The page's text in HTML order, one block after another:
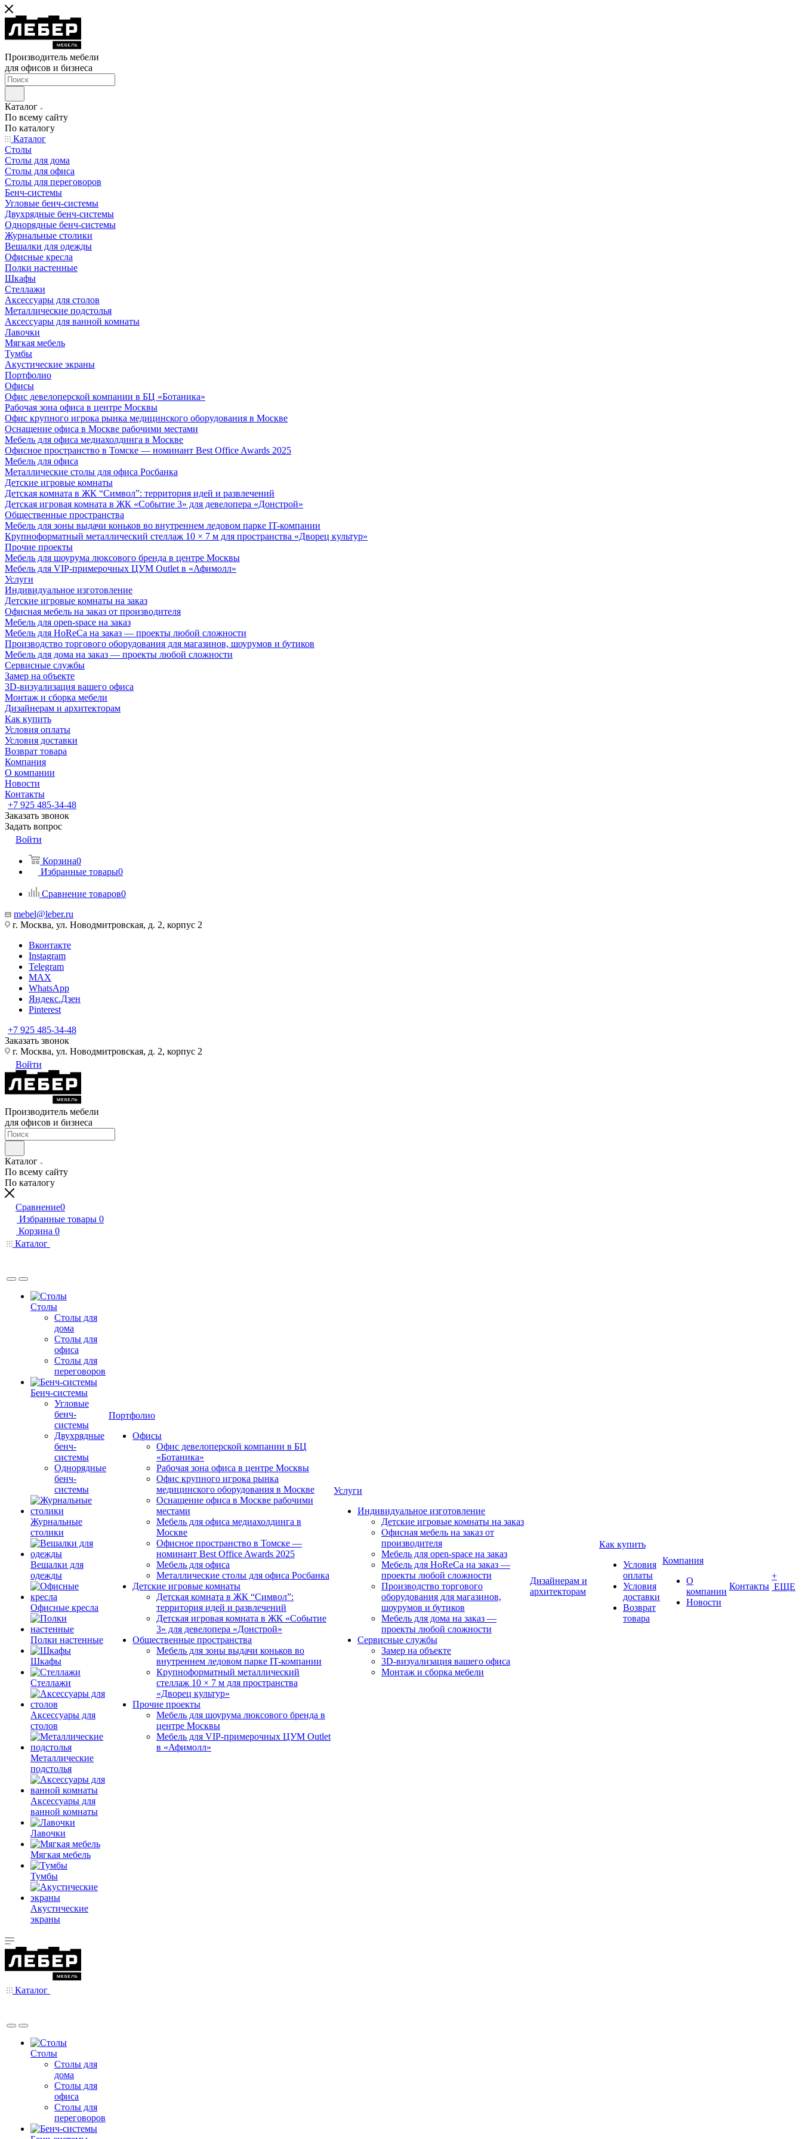
Производитель мебели
для офисов и бизнеса
Каталог
По всему сайту
По каталогу
Каталог
Столы
Столы для дома
Столы для офиса
Столы для переговоров
Бенч-системы
Угловые бенч-системы
Двухрядные бенч-системы
Однорядные бенч-системы
Журнальные столики
Вешалки для одежды
Офисные кресла
Полки настенные
Шкафы
Стеллажи
Аксессуары для столов
Металлические подстолья
Аксессуары для ванной комнаты
Лавочки
Мягкая мебель
Тумбы
Акустические экраны
Портфолио
Офисы
Офис девелоперской компании в БЦ «Ботаника»
Рабочая зона офиса в центре Москвы
Офис крупного игрока рынка медицинского оборудования в Москве
Оснащение офиса в Москве рабочими местами
Мебель для офиса медиахолдинга в Москве
Офисное пространство в Томске — номинант Best Office Awards 2025
Мебель для офиса
Металлические столы для офиса Росбанка
Детские игровые комнаты
Детская комната в ЖК “Символ”: территория идей и развлечений
Детская игровая комната в ЖК «Событие 3» для девелопера «Донстрой»
Общественные пространства
Мебель для зоны выдачи коньков во внутреннем ледовом парке IT-компании
Крупноформатный металлический стеллаж 10 × 7 м для пространства «Дворец культур»
Прочие проекты
Мебель для шоурума люксового бренда в центре Москвы
Мебель для VIP-примерочных ЦУМ Outlet в «Афимолл»
Услуги
Индивидуальное изготовление
Детские игровые комнаты на заказ
Офисная мебель на заказ от производителя
Мебель для open-space на заказ
Мебель для HoReCa на заказ — проекты любой сложности
Производство торгового оборудования для магазинов, шоурумов и бутиков
Мебель для дома на заказ — проекты любой сложности
Сервисные службы
Замер на объекте
3D-визуализация вашего офиса
Монтаж и сборка мебели
Дизайнерам и архитекторам
Как купить
Условия оплаты
Условия доставки
Возврат товара
Компания
О компании
Новости
Контакты
+7 925 485-34-48
Заказать звонок
Задать вопрос
Войти
Корзина0
Избранные товары0
Сравнение товаров0
mebel@leber.ru
г. Москва, ул. Новодмитровская, д. 2, корпус 2
Вконтакте
Instagram
Telegram
MAX
WhatsApp
Яндекс.Дзен
Pinterest
+7 925 485-34-48
Заказать звонок
г. Москва, ул. Новодмитровская, д. 2, корпус 2
Войти
Производитель мебели
для офисов и бизнеса
Каталог
По всему сайту
По каталогу
Сравнение0
Избранные товары 0
Корзина 0
Каталог
Столы
Столы для
дома
Столы для
офиса
Столы для
переговоров
Бенч-системы
Угловые
бенч-
системы
Двухрядные
бенч-
системы
Однорядные
бенч-
системы
Журнальные
столики
Вешалки для
одежды
Офисные кресла
Полки настенные
Шкафы
Стеллажи
Аксессуары для
столов
Металлические
подстолья
Аксессуары для
ванной комнаты
Лавочки
Мягкая мебель
Тумбы
Акустические
экраны
Портфолио
Офисы
Офис девелоперской компании в БЦ
«Ботаника»
Рабочая зона офиса в центре Москвы
Офис крупного игрока рынка
медицинского оборудования в Москве
Оснащение офиса в Москве рабочими
местами
Мебель для офиса медиахолдинга в
Москве
Офисное пространство в Томске —
номинант Best Office Awards 2025
Мебель для офиса
Металлические столы для офиса Росбанка
Детские игровые комнаты
Детская комната в ЖК “Символ”:
территория идей и развлечений
Детская игровая комната в ЖК «Событие
3» для девелопера «Донстрой»
Общественные пространства
Мебель для зоны выдачи коньков во
внутреннем ледовом парке IT-компании
Крупноформатный металлический
стеллаж 10 × 7 м для пространства
«Дворец культур»
Прочие проекты
Мебель для шоурума люксового бренда в
центре Москвы
Мебель для VIP-примерочных ЦУМ Outlet
в «Афимолл»
Услуги
Индивидуальное изготовление
Детские игровые комнаты на заказ
Офисная мебель на заказ от
производителя
Мебель для open-space на заказ
Мебель для HoReCa на заказ —
проекты любой сложности
Производство торгового
оборудования для магазинов,
шоурумов и бутиков
Мебель для дома на заказ —
проекты любой сложности
Сервисные службы
Замер на объекте
3D-визуализация вашего офиса
Монтаж и сборка мебели
Дизайнерам и
архитекторам
Как купить
Условия
оплаты
Условия
доставки
Возврат
товара
Компания
О
компании
Новости
Контакты
+
ЕЩЕ
Каталог
Столы
Столы для
дома
Столы для
офиса
Столы для
переговоров